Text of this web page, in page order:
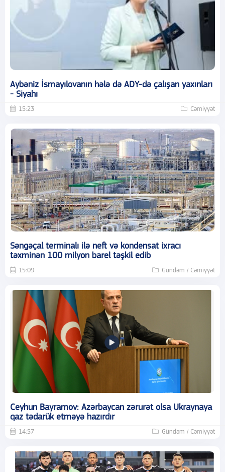
Aybəniz İsmayılovanın hələ də ADY-də çalışan yaxınları
- Siyahı
15:23 Cəmiyyət
Səngəçal terminalı ilə neft və kondensat ixracı
təxminən 100 milyon barel təşkil edib
15:09 Gündəm / Cəmiyyət
Ceyhun Bayramov: Azərbaycan zərurət olsa Ukraynaya
qaz tədarük etməyə hazırdır
14:57 Gündəm / Cəmiyyət